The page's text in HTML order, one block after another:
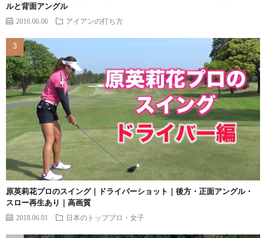
ルと背面アングル
2016.06.06 アイアンの打ち方
原英莉花プロのスイング｜ドライバーショット｜後方・正面アングル・
スロー再生あり｜高画質
2018.06.01 日本のトッププロ・女子